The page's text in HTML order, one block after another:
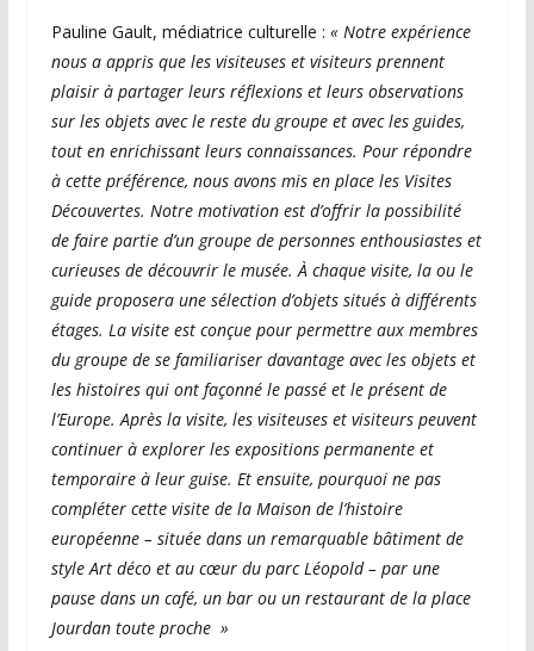
Pauline Gault, médiatrice culturelle : « Notre expérience
nous a appris que les visiteuses et visiteurs prennent
plaisir à partager leurs réflexions et leurs observations
sur les objets avec le reste du groupe et avec les guides,
tout en enrichissant leurs connaissances. Pour répondre
à cette préférence, nous avons mis en place les Visites
Découvertes. Notre motivation est d’offrir la possibilité
de faire partie d’un groupe de personnes enthousiastes et
curieuses de découvrir le musée. À chaque visite, la ou le
guide proposera une sélection d’objets situés à différents
étages. La visite est conçue pour permettre aux membres
du groupe de se familiariser davantage avec les objets et
les histoires qui ont façonné le passé et le présent de
l’Europe. Après la visite, les visiteuses et visiteurs peuvent
continuer à explorer les expositions permanente et
temporaire à leur guise. Et ensuite, pourquoi ne pas
compléter cette visite de la Maison de l’histoire
européenne – située dans un remarquable bâtiment de
style Art déco et au cœur du parc Léopold – par une
pause dans un café, un bar ou un restaurant de la place
Jourdan toute proche »